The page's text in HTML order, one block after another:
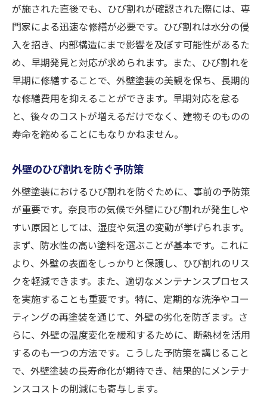
が施された直後でも、ひび割れが確認された際には、専
門家による迅速な修繕が必要です。ひび割れは水分の侵
入を招き、内部構造にまで影響を及ぼす可能性があるた
め、早期発見と対応が求められます。また、ひび割れを
早期に修繕することで、外壁塗装の美観を保ち、長期的
な修繕費用を抑えることができます。早期対応を怠る
と、後々のコストが増えるだけでなく、建物そのものの
寿命を縮めることにもなりかねません。
外壁のひび割れを防ぐ予防策
外壁塗装におけるひび割れを防ぐために、事前の予防策
が重要です。奈良市の気候で外壁にひび割れが発生しや
すい原因としては、湿度や気温の変動が挙げられます。
まず、防水性の高い塗料を選ぶことが基本です。これに
より、外壁の表面をしっかりと保護し、ひび割れのリス
クを軽減できます。また、適切なメンテナンスプロセス
を実施することも重要です。特に、定期的な洗浄やコー
ティングの再塗装を通じて、外壁の劣化を防ぎます。さ
らに、外壁の温度変化を緩和するために、断熱材を活用
するのも一つの方法です。こうした予防策を講じること
で、外壁塗装の長寿命化が期待でき、結果的にメンテナ
ンスコストの削減にも寄与します。